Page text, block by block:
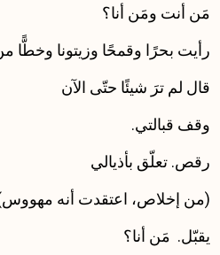
مَن أنت ومَن أنا؟
رأيت بحرًا وقمحًا وزيتونا وخطًّا
قال لم ترَ شيئًا حتّى الآن
وقف قبالتي.
رقص. تعلّق بأذيالي
(من إخلاص، اعتقدت أنه
يقبّل. مَن أنا؟